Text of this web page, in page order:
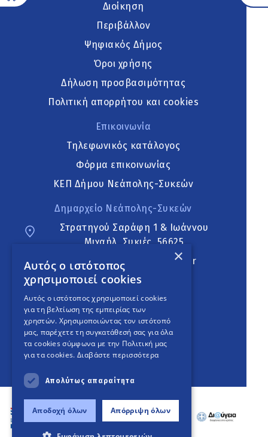
Διοίκηση
Περιβάλλον
Ψηφιακός Δήμος
Όροι χρήσης
Δήλωση προσβασιμότητας
Πολιτική απορρήτου και cookies
Επικοινωνία
Τηλεφωνικός κατάλογος
Φόρμα επικοινωνίας
ΚΕΠ Δήμου Νεάπολης-Συκεών
Δημαρχείο Νεάπολης-Συκεών
Στρατηγού Σαράφη 1 & Ιωάννου
Μιχαήλ, Συκιές, 56625
neapoli.sykies@ddt.gov.gr
Ακολουθήστε
English Version
An project
×
Αυτός ο ιστότοπος
χρησιμοποιεί cookies
Αυτός ο ιστότοπος χρησιμοποιεί cookies
για τη βελτίωση της εμπειρίας των
χρηστών. Χρησιμοποιώντας τον ιστότοπό
μας, παρέχετε τη συγκατάθεσή σας για όλα
τα cookies σύμφωνα με την Πολιτική μας
για τα cookies. Διαβάστε περισσότερα
Απολύτως απαραίτητα
Αποδοχή όλων Απόρριψη όλων